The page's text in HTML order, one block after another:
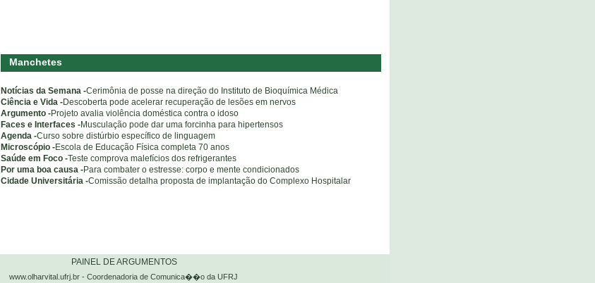
Manchetes
Notícias da Semana -Cerimônia de posse na direção do Instituto de Bioquímica Médica
Ciência e Vida -Descoberta pode acelerar recuperação de lesões em nervos
Argumento -Projeto avalia violência doméstica contra o idoso
Faces e Interfaces -Musculação pode dar uma forcinha para hipertensos
Agenda -Curso sobre distúrbio específico de linguagem
Microscópio -Escola de Educação Física completa 70 anos
Saúde em Foco -Teste comprova malefícios dos refrigerantes
Por uma boa causa -Para combater o estresse: corpo e mente condicionados
Cidade Universitária -Comissão detalha proposta de implantação do Complexo Hospitalar
www.olharvital.ufrj.br - Coordenadoria de Comunica��o da UFRJ
PAINEL DE ARGUMENTOS